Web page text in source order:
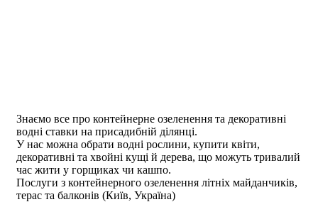
Знаємо все про контейнерне озеленення та декоративні
водні ставки на присадибній ділянці.
У нас можна обрати водні рослини, купити квіти,
декоративні та хвойні кущі й дерева, що можуть тривалий
час жити у горщиках чи кашпо.
Послуги з контейнерного озеленення літніх майданчиків,
терас та балконів (Київ, Україна)